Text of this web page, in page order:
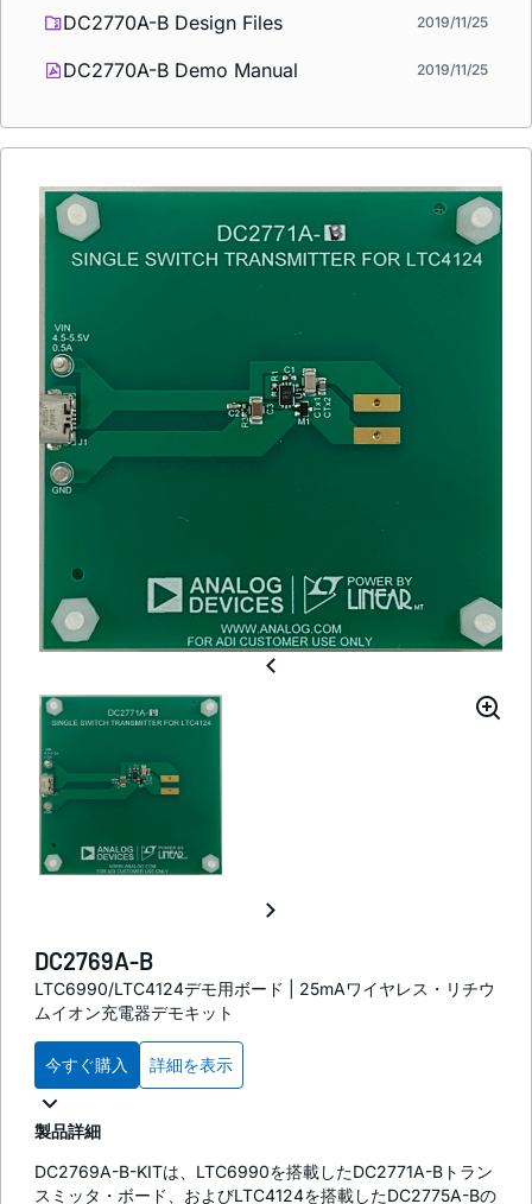
DC2770A-B Design Files 2019/11/25
DC2770A-B Demo Manual 2019/11/25
DC2769A-B
LTC6990/LTC4124デモ用ボード | 25mAワイヤレス・リチウ
ムイオン充電器デモキット
今すぐ購入 詳細を表示
製品詳細
DC2769A-B-KITは、LTC6990を搭載したDC2771A-Bトラン
スミッタ・ボード、およびLTC4124を搭載したDC2775A-Bの